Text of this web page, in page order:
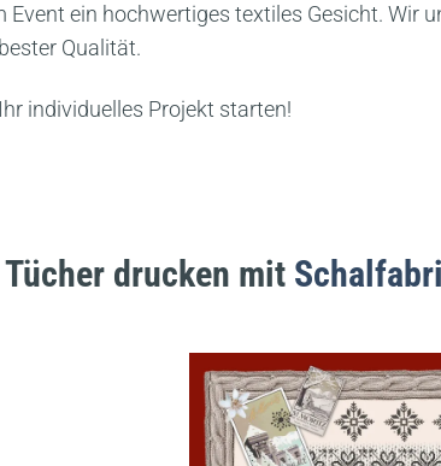
Event ein hochwertiges textiles Gesicht. Wir
Qualität.
individuelles Projekt starten!
drucken mit